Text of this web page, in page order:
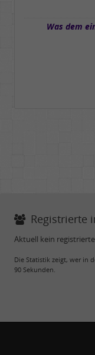
Was dem
Registrierte
Aktuell kein
Die Statistik zeigt, wer in
90 Sekunden.